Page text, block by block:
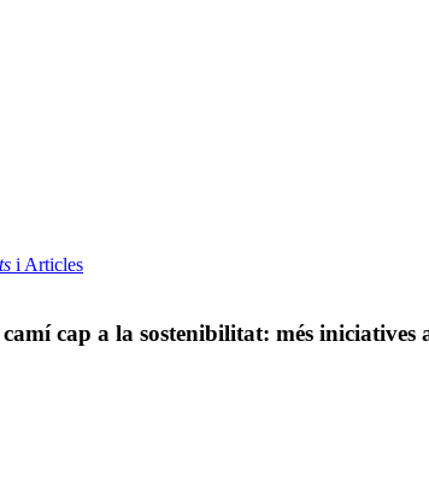
i Articles
cap a la sostenibilitat: més iniciatives